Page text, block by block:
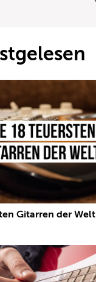
Gitarren der Welt